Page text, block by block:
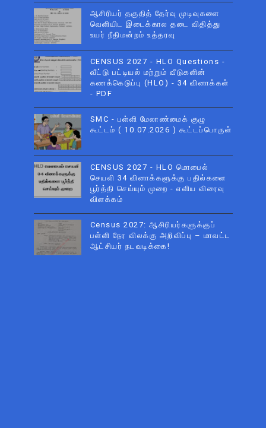
ஆசிரியர் தகுதித் தேர்வு முடிவுகளை
வெளியிட இடைக்கால தடை விதித்து
உயர் நீதிமன்றம் உத்தரவு
CENSUS 2027 - HLO Questions -
வீட்டு பட்டியல் மற்றும் வீடுகளின்
கணக்கெடுப்பு (HLO) - 34 வினாக்கள்
- PDF
SMC - பள்ளி மேலாண்மைக் குழு
கூட்டம் ( 10.07.2026 ) கூட்டப்பொருள்
CENSUS 2027 - HLO மொபைல்
செயலி 34 வினாக்களுக்கு பதில்களை
பூர்த்தி செய்யும் முறை - எளிய விரைவு
விளக்கம்
Census 2027: ஆசிரியர்களுக்குப்
பள்ளி நேர விலக்கு அறிவிப்பு – மாவட்ட
ஆட்சியர் நடவடிக்கை!